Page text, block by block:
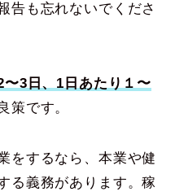
告も忘れないでくださ
3日、1日あたり１〜
策です。
をするなら、本業や健
る義務があります。稼